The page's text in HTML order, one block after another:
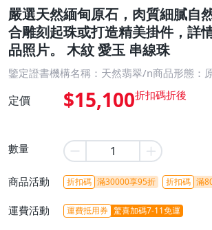
嚴選天然緬甸原石，肉質細膩自
合雕刻起珠或打造精美掛件，詳
品照片。 木紋 愛玉 串線珠
鑒定證書機構名稱：天然翡翠/n商品形態：
定價 $15,100
數量
商品活動 折扣碼 滿30000享95折 折扣碼 滿
運費活動 運費抵用券 驚喜加碼7-11免運